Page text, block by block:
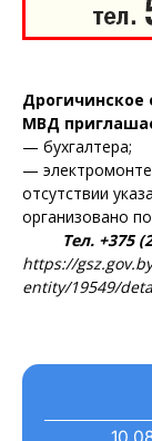
МВД
— бухгалтера;
—
отсутствии
организовано
Тел. +375
https://
entity/19549/